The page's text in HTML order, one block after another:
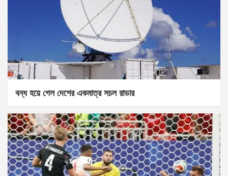
বন্ধ হয়ে গেল দেশের একমাত্র সচল রাডার